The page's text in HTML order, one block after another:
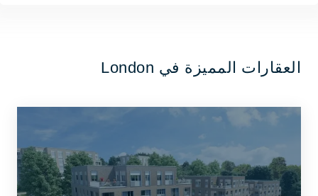
العقارات المميزة في London